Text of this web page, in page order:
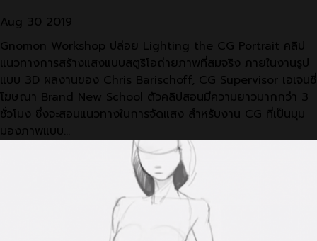
Aug 30 2019
Gnomon Workshop ปล่อย Lighting the CG Portrait คลิป
แนวทางการสร้างแสงแบบสตูริโอถ่ายภาพที่สมจริง ภายในงานรูป
แบบ 3D ผลงานของ Chris Barischoff, CG Supervisor เอเจนซี่
โฆษณา Brand New School ตัวคลิปสอนมีความยาวมากกว่า 3
ชั่วโมง ซึ่งจะสอนแนวทางในการจัดแสง สำหรับงาน CG ที่เป็นมุม
มองภาพแบบ…